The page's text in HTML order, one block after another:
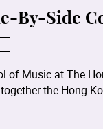
By-Side
of Music at The
the Hong